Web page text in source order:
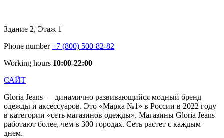
Здание 2, Этаж 1
Phone number+7 (800) 500-82-82
Working hours 10:00-22:00
САЙТ
Gloria Jeans — динамично развивающийся модный бренд
одежды и аксессуаров. Это «Марка №1» в России в 2022 году
в категории «сеть магазинов одежды». Магазины Gloria Jeans
работают более, чем в 300 городах. Сеть растет с каждым
днем.